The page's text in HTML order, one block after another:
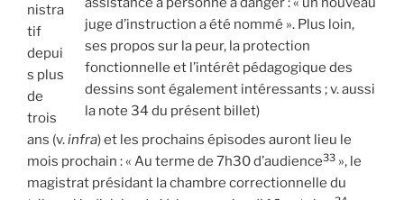
juge d’instruction a été nommé ». Plus loin,
ses propos sur la peur, la protection
fonctionnelle et l’intérêt pédagogique des
dessins sont également intéressants ; v. aussi
la note 34 du présent billet)
nistra
tif
depui
s plus
de
trois
ans (v.infra) et les prochains épisodes auront lieu le
mois prochain : « Au terme de 7h30 d’audience33 », le
magistrat présidant la chambre correctionnelle du